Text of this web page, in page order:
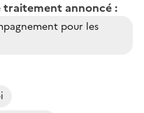
traitement annoncé :
pour les